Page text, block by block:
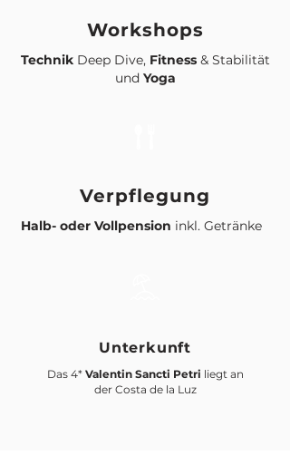
Workshops
TechnikDeep Dive, Fitness& Stabilität
und Yoga
Verpflegung
Halb- oder Vollpension inkl. Getränke
Unterkunft
Das 4* Valentin Sancti Petri liegt an
der Costa de la Luz